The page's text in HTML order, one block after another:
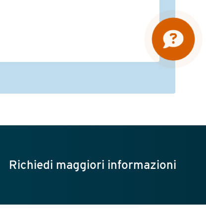
Richiedi maggiori informazioni